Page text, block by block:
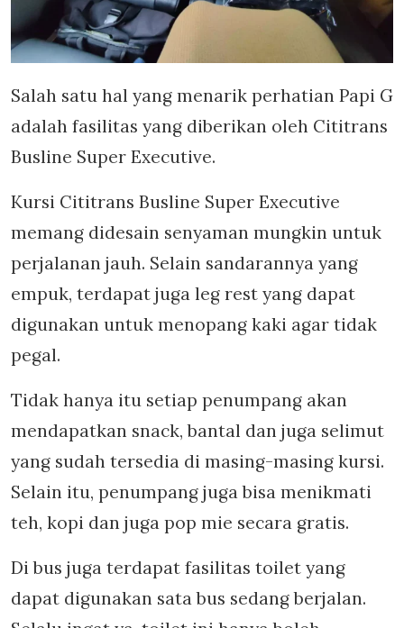
Salah satu hal yang menarik perhatian Papi G
adalah fasilitas yang diberikan oleh Cititrans
Busline Super Executive.
Kursi Cititrans Busline Super Executive
memang didesain senyaman mungkin untuk
perjalanan jauh. Selain sandarannya yang
empuk, terdapat juga leg rest yang dapat
digunakan untuk menopang kaki agar tidak
pegal.
Tidak hanya itu setiap penumpang akan
mendapatkan snack, bantal dan juga selimut
yang sudah tersedia di masing-masing kursi.
Selain itu, penumpang juga bisa menikmati
teh, kopi dan juga pop mie secara gratis.
Di bus juga terdapat fasilitas toilet yang
dapat digunakan sata bus sedang berjalan.